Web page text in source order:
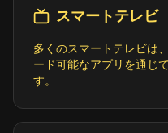
https://live-
https://live-
スマートテレビ
多くのスマートテレビは
ード可能なアプリを通じ
す。